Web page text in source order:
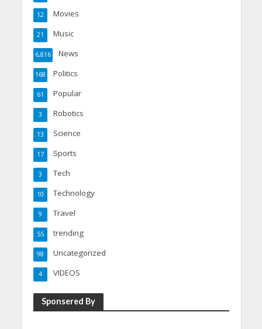
Movies
12
Music
21
News
6,816
Politics
168
Popular
61
Robotics
3
Science
13
Sports
17
Tech
3
Technology
10
Travel
9
trending
55
Uncategorized
98
VIDEOS
4
Sponsered By